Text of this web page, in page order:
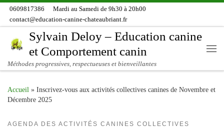
Skip to content
0609817386
Mardi au Samedi de 9h30 à 20h00
contact@education-canine-chateaubriant.fr
Sylvain Deloy – Education canine
et Comportement canin
Méthodes progressives, respectueuses et bienveillantes
Accueil » Inscrivez-vous aux activités collectives canines de Novembre et
Décembre 2025
AGENDA DES ACTIVITÉS CANINES COLLECTIVES